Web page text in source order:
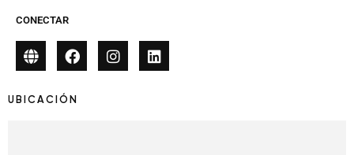
CONECTAR
UBICACIÓN